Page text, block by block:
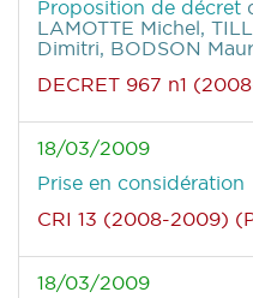
Proposition de décret
LAMOTTE Michel,
Dimitri, BODSON
DECRET 967 n1
18/03/2009
Prise en considération
CRI 13 (2008-2009)
18/03/2009